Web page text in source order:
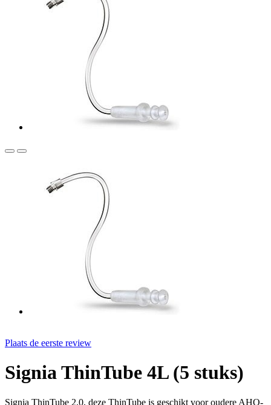
Plaats de eerste review
Signia ThinTube 4L (5 stuks)
Signia ThinTube 2.0, deze ThinTube is geschikt voor oudere AHO-